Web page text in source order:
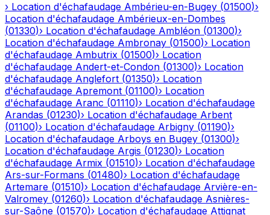
› Location d'échafaudage Ambérieu-en-Bugey (01500)›
Location d'échafaudage Ambérieux-en-Dombes
(01330)› Location d'échafaudage Ambléon (01300)›
Location d'échafaudage Ambronay (01500)› Location
d'échafaudage Ambutrix (01500)› Location
d'échafaudage Andert-et-Condon (01300)› Location
d'échafaudage Anglefort (01350)› Location
d'échafaudage Apremont (01100)› Location
d'échafaudage Aranc (01110)› Location d'échafaudage
Arandas (01230)› Location d'échafaudage Arbent
(01100)› Location d'échafaudage Arbigny (01190)›
Location d'échafaudage Arboys en Bugey (01300)›
Location d'échafaudage Argis (01230)› Location
d'échafaudage Armix (01510)› Location d'échafaudage
Ars-sur-Formans (01480)› Location d'échafaudage
Artemare (01510)› Location d'échafaudage Arvière-en-
Valromey (01260)› Location d'échafaudage Asnières-
sur-Saône (01570)› Location d'échafaudage Attignat